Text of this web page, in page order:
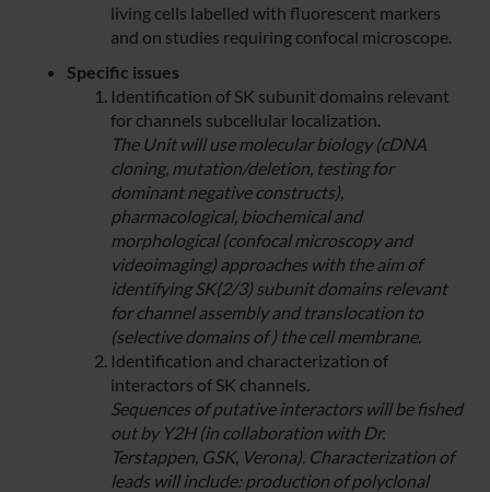
living cells labelled with fluorescent markers
and on studies requiring confocal microscope.
Specific issues
Identification of SK subunit domains relevant
for channels subcellular localization.
The Unit will use molecular biology (cDNA
cloning, mutation/deletion, testing for
dominant negative constructs),
pharmacological, biochemical and
morphological (confocal microscopy and
videoimaging) approaches with the aim of
identifying SK(2/3) subunit domains relevant
for channel assembly and translocation to
(selective domains of ) the cell membrane.
Identification and characterization of
interactors of SK channels.
Sequences of putative interactors will be fished
out by Y2H (in collaboration with Dr.
Terstappen, GSK, Verona). Characterization of
leads will include: production of polyclonal